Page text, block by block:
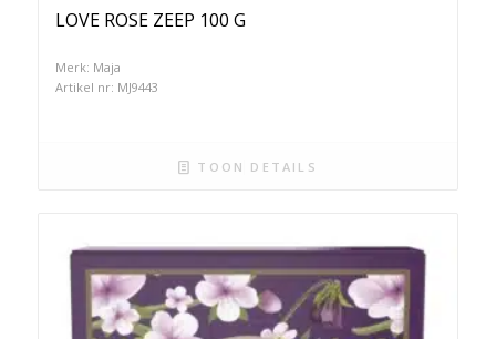
LOVE ROSE ZEEP 100 G
Merk: Maja
Artikel nr: MJ9443
TOON DETAILS